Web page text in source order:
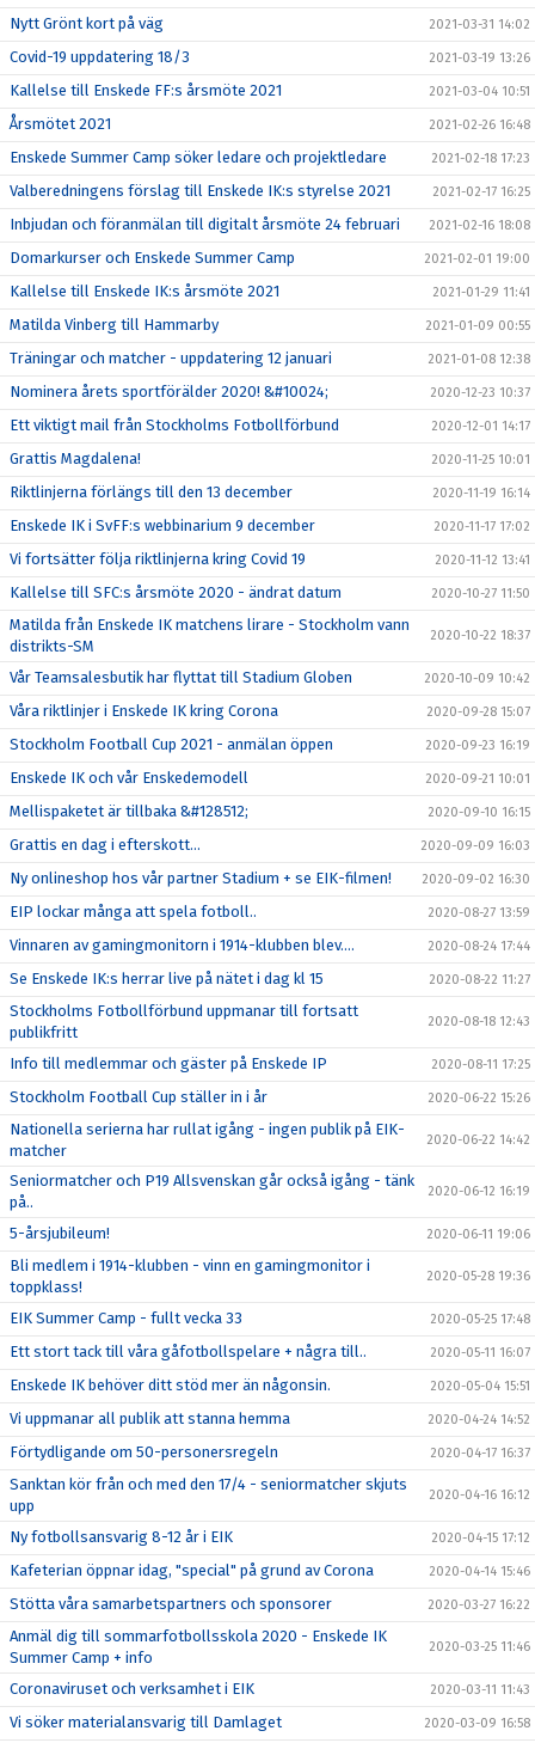
Nytt Grönt kort på väg 2021-03-31 14:02
Covid-19 uppdatering 18/3 2021-03-19 13:26
Kallelse till Enskede FF:s årsmöte 2021 2021-03-04 10:51
Årsmötet 2021 2021-02-26 16:48
Enskede Summer Camp söker ledare och projektledare 2021-02-18 17:23
Valberedningens förslag till Enskede IK:s styrelse 2021 2021-02-17 16:25
Inbjudan och föranmälan till digitalt årsmöte 24 februari 2021-02-16 18:08
Domarkurser och Enskede Summer Camp 2021-02-01 19:00
Kallelse till Enskede IK:s årsmöte 2021 2021-01-29 11:41
Matilda Vinberg till Hammarby 2021-01-09 00:55
Träningar och matcher - uppdatering 12 januari 2021-01-08 12:38
Nominera årets sportförälder 2020! &#10024; 2020-12-23 10:37
Ett viktigt mail från Stockholms Fotbollförbund 2020-12-01 14:17
Grattis Magdalena! 2020-11-25 10:01
Riktlinjerna förlängs till den 13 december 2020-11-19 16:14
Enskede IK i SvFF:s webbinarium 9 december 2020-11-17 17:02
Vi fortsätter följa riktlinjerna kring Covid 19 2020-11-12 13:41
Kallelse till SFC:s årsmöte 2020 - ändrat datum 2020-10-27 11:50
Matilda från Enskede IK matchens lirare - Stockholm vann
distrikts-SM
2020-10-22 18:37
Vår Teamsalesbutik har flyttat till Stadium Globen 2020-10-09 10:42
Våra riktlinjer i Enskede IK kring Corona 2020-09-28 15:07
Stockholm Football Cup 2021 - anmälan öppen 2020-09-23 16:19
Enskede IK och vår Enskedemodell 2020-09-21 10:01
Mellispaketet är tillbaka &#128512; 2020-09-10 16:15
Grattis en dag i efterskott... 2020-09-09 16:03
Ny onlineshop hos vår partner Stadium + se EIK-filmen! 2020-09-02 16:30
EIP lockar många att spela fotboll.. 2020-08-27 13:59
Vinnaren av gamingmonitorn i 1914-klubben blev.... 2020-08-24 17:44
Se Enskede IK:s herrar live på nätet i dag kl 15 2020-08-22 11:27
Stockholms Fotbollförbund uppmanar till fortsatt
publikfritt
2020-08-18 12:43
Info till medlemmar och gäster på Enskede IP 2020-08-11 17:25
Stockholm Football Cup ställer in i år 2020-06-22 15:26
Nationella serierna har rullat igång - ingen publik på EIK-
matcher
2020-06-22 14:42
Seniormatcher och P19 Allsvenskan går också igång - tänk
på..
2020-06-12 16:19
5-årsjubileum! 2020-06-11 19:06
Bli medlem i 1914-klubben - vinn en gamingmonitor i
toppklass!
2020-05-28 19:36
EIK Summer Camp - fullt vecka 33 2020-05-25 17:48
Ett stort tack till våra gåfotbollspelare + några till.. 2020-05-11 16:07
Enskede IK behöver ditt stöd mer än någonsin. 2020-05-04 15:51
Vi uppmanar all publik att stanna hemma 2020-04-24 14:52
Förtydligande om 50-personersregeln 2020-04-17 16:37
Sanktan kör från och med den 17/4 - seniormatcher skjuts
upp
2020-04-16 16:12
Ny fotbollsansvarig 8-12 år i EIK 2020-04-15 17:12
Kafeterian öppnar idag, "special" på grund av Corona 2020-04-14 15:46
Stötta våra samarbetspartners och sponsorer 2020-03-27 16:22
Anmäl dig till sommarfotbollsskola 2020 - Enskede IK
Summer Camp + info
2020-03-25 11:46
Coronaviruset och verksamhet i EIK 2020-03-11 11:43
Vi söker materialansvarig till Damlaget 2020-03-09 16:58